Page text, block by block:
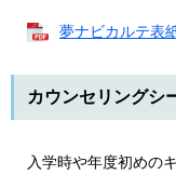
夢ナビカルテ表
カウンセリングシ
入学時や年度初めの